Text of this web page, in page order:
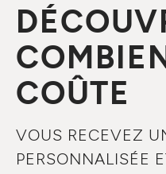
COÛTE
VOUS RECEVEZ
PERSONNALISÉE